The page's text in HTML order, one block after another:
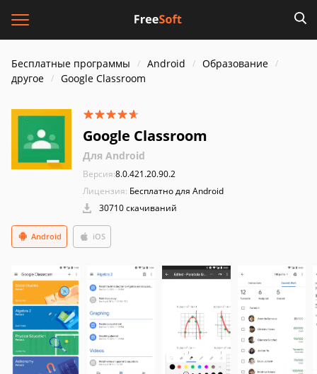
Бесплатные программы Android
Образование
другое
Google Classroom
Google Classroom
Для Android
Версия:8.0.421.20.90.2
Лицензия: Бесплатно для Android
30710 скачиваний
Android iOS